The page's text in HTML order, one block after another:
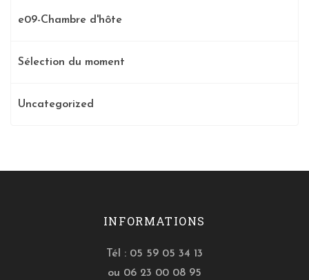
e09-Chambre d'hôte
Sélection du moment
Uncategorized
INFORMATIONS
Tél : 05 59 05 34 13
ou 06 23 00 08 95